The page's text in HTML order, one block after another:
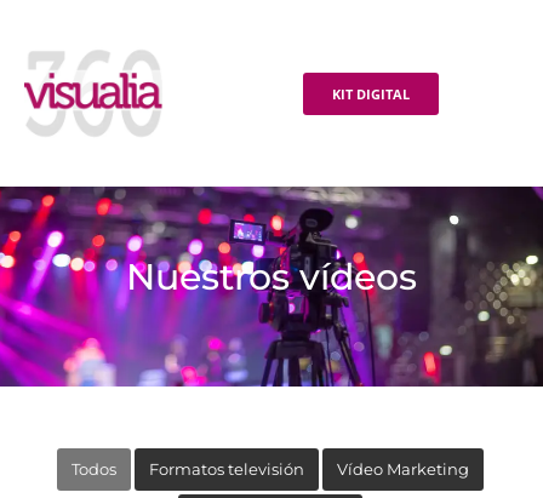
KIT DIGITAL
Nuestros vídeos
Todos Formatos televisión Vídeo Marketing